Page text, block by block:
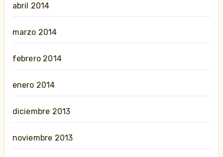
abril 2014
marzo 2014
febrero 2014
enero 2014
diciembre 2013
noviembre 2013